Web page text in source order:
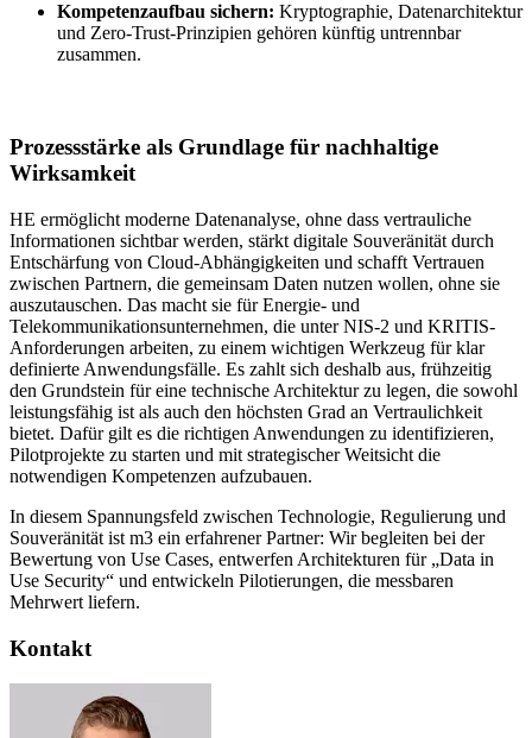
Kompetenzaufbau sichern: Kryptographie, Datenarchitektur
und Zero-Trust-Prinzipien gehören künftig untrennbar
zusammen.
Prozessstärke als Grundlage für nachhaltige
Wirksamkeit
HE ermöglicht moderne Datenanalyse, ohne dass vertrauliche
Informationen sichtbar werden, stärkt digitale Souveränität durch
Entschärfung von Cloud-Abhängigkeiten und schafft Vertrauen
zwischen Partnern, die gemeinsam Daten nutzen wollen, ohne sie
auszutauschen. Das macht sie für Energie- und
Telekommunikationsunternehmen, die unter NIS-2 und KRITIS-
Anforderungen arbeiten, zu einem wichtigen Werkzeug für klar
definierte Anwendungsfälle. Es zahlt sich deshalb aus, frühzeitig
den Grundstein für eine technische Architektur zu legen, die sowohl
leistungsfähig ist als auch den höchsten Grad an Vertraulichkeit
bietet. Dafür gilt es die richtigen Anwendungen zu identifizieren,
Pilotprojekte zu starten und mit strategischer Weitsicht die
notwendigen Kompetenzen aufzubauen.
In diesem Spannungsfeld zwischen Technologie, Regulierung und
Souveränität ist m3 ein erfahrener Partner: Wir begleiten bei der
Bewertung von Use Cases, entwerfen Architekturen für „Data in
Use Security“ und entwickeln Pilotierungen, die messbaren
Mehrwert liefern.
Kontakt